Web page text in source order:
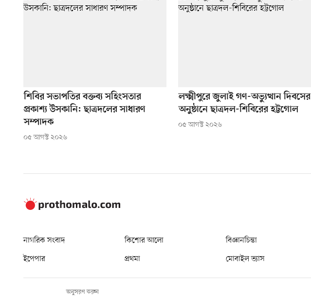
শিবির সভাপতির বক্তব্য সহিংসতার
প্রকাশ্য উসকানি: ছাত্রদলের সাধারণ
সম্পাদক
০৫ আগস্ট ২০২৬
লক্ষ্মীপুরে জুলাই গণ-অভ্যুত্থান দিবসের
অনুষ্ঠানে ছাত্রদল-শিবিরের হট্টগোল
০৫ আগস্ট ২০২৬
নাগরিক সংবাদ কিশোর আলো বিজ্ঞানচিন্তা
ইপেপার
প্রথমা মোবাইল ভ্যাস
অনুসরণ করুন